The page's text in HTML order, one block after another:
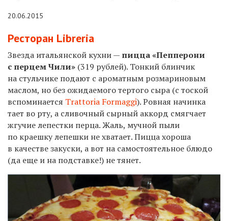
20.06.2015
Ресторан Libreria
Звезда итальянской кухни — пицца«Пепперони
с перцем Чили» (319 рублей). Тонкий блинчик
на стульчике подают с ароматным розмариновым
маслом, но без ожидаемого тертого сыра (с тоской
вспоминается Trattoria Formaggi). Ровная начинка
тает во рту, а сливочный сырный аккорд смягчает
жгучие лепестки перца. Жаль, мучной пыли
по краешку лепешки не хватает. Пицца хороша
в качестве закуски, а вот на самостоятельное блюдо
(да еще и на подставке!) не тянет.